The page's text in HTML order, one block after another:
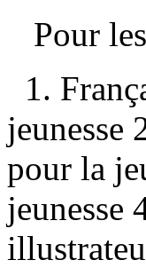
Pour
1.
jeunesse
pour la
jeunesse